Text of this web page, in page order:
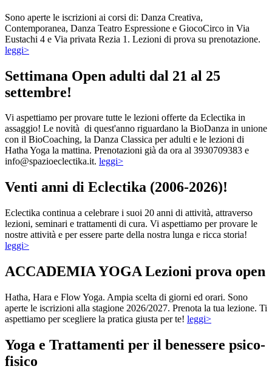
Sono aperte le iscrizioni ai corsi di: Danza Creativa,
Contemporanea, Danza Teatro Espressione e GiocoCirco in Via
Eustachi 4 e Via privata Rezia 1. Lezioni di prova su prenotazione.
leggi>
Settimana Open adulti dal 21 al 25
settembre!
Vi aspettiamo per provare tutte le lezioni offerte da Eclectika in
assaggio! Le novità di quest'anno riguardano la BioDanza in unione
con il BioCoaching, la Danza Classica per adulti e le lezioni di
Hatha Yoga la mattina. Prenotazioni già da ora al 3930709383 e
info@spazioeclectika.it. leggi>
Venti anni di Eclectika (2006-2026)!
Eclectika continua a celebrare i suoi 20 anni di attività, attraverso
lezioni, seminari e trattamenti di cura. Vi aspettiamo per provare le
nostre attività e per essere parte della nostra lunga e ricca storia!
leggi>
ACCADEMIA YOGA Lezioni prova open
Hatha, Hara e Flow Yoga. Ampia scelta di giorni ed orari. Sono
aperte le iscrizioni alla stagione 2026/2027. Prenota la tua lezione. Ti
aspettiamo per scegliere la pratica giusta per te! leggi>
Yoga e Trattamenti per il benessere psico-
fisico